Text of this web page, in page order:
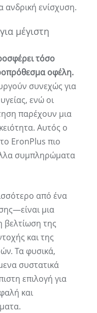
ανδρική ενίσχυση.
μέγιστη
τόσο
οφέλη.
συνεχώς για
ενώ οι
παρέχουν μια
Αυτός ο
EronPlus πιο
συμπληρώματα
από ένα
μια
βελτίωση της
και της
Τα φυσικά,
συστατικά
επιλογή για
και